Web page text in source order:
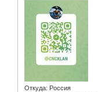
Откуда: Россия